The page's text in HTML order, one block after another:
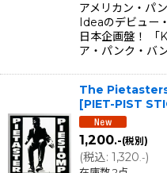
アメリカン・パ
Ideaのデビュー
日本企画盤！
ア・パンク・バ
The
[PIET-PIST
1,200.-(税別)
(税込: 1,320 .-)